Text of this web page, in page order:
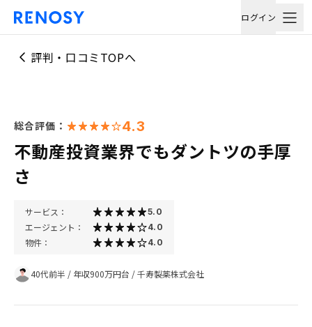
ログイン
評判・口コミTOPへ
総合評価： 4.3
不動産投資業界でもダントツの手厚
さ
サービス： 5.0
エージェント： 4.0
物件： 4.0
40代前半 / 年収900万円台 /千寿製薬株式会社